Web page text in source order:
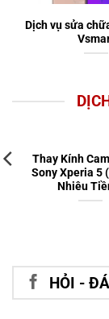
Dịch vụ sửa
Thay Kính
Sony Xperia 5
Nhiêu
HỎI -